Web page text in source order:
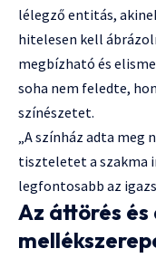
lélegző entitás,
hitelesen kell
megbízható és
soha nem feledte,
színészetet.
„A színház adta meg
tiszteletet a szakma
legfontosabb az
Az áttörés